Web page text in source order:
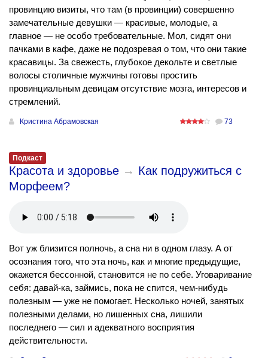
провинцию визиты, что там (в провинции) совершенно
замечательные девушки — красивые, молодые, а
главное — не особо требовательные. Мол, сидят они
пачками в кафе, даже не подозревая о том, что они такие
красавицы. За свежесть, глубокое декольте и светлые
волосы столичные мужчины готовы простить
провинциальным девицам отсутствие мозга, интересов и
стремлений.
Кристина Абрамовская 73
Подкаст
Красота и здоровье → Как подружиться с
Морфеем?
Вот уж близится полночь, а сна ни в одном глазу. А от
осознания того, что эта ночь, как и многие предыдущие,
окажется бессонной, становится не по себе. Уговаривание
себя: давай-ка, займись, пока не спится, чем-нибудь
полезным — уже не помогает. Несколько ночей, занятых
полезными делами, но лишенных сна, лишили
последнего — сил и адекватного восприятия
действительности.